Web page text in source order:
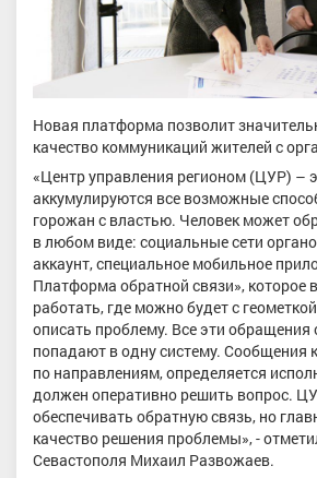
Новая платформа позволит
качество коммуникаций жителей с
«Центр управления регионом (ЦУР) –
аккумулируются все возможные
горожан с властью. Человек может
в любом виде: социальные сети
аккаунт, специальное мобильное
Платформа обратной связи», которое
работать, где можно будет с
описать проблему. Все эти
попадают в одну систему. Сообщения
по направлениям, определяется
должен оперативно решить вопрос.
обеспечивать обратную связь, но
качество решения проблемы», -
Севастополя Михаил Развожаев.